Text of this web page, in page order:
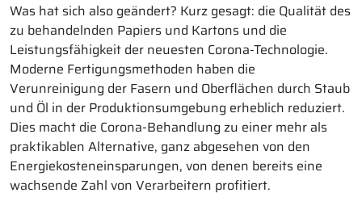
Was hat sich also geändert? Kurz gesagt: die Qualität des
zu behandelnden Papiers und Kartons und die
Leistungsfähigkeit der neuesten Corona-Technologie.
Moderne Fertigungsmethoden haben die
Verunreinigung der Fasern und Oberflächen durch Staub
und Öl in der Produktionsumgebung erheblich reduziert.
Dies macht die Corona-Behandlung zu einer mehr als
praktikablen Alternative, ganz abgesehen von den
Energiekosteneinsparungen, von denen bereits eine
wachsende Zahl von Verarbeitern profitiert.